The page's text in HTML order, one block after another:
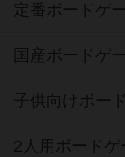
定番ボードゲ
国産ボードゲ
子供向けボー
2人用ボード